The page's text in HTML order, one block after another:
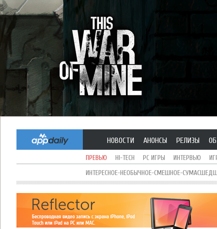
НОВОСТИ АНОНСЫ РЕЛИЗЫ
ПРЕВЬЮ HI-TECH PC ИГРЫ ИНТЕРВЬЮ
ИНТЕРЕСНОЕ-НЕОБЫЧНОЕ-СМЕШНОЕ-